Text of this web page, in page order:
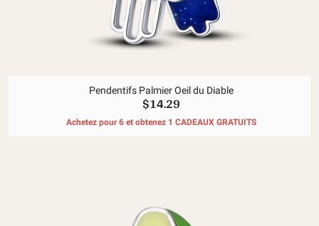
Pendentifs Palmier Oeil du Diable
$14.29
Achetez pour 6 et obtenez 1 CADEAUX GRATUITS